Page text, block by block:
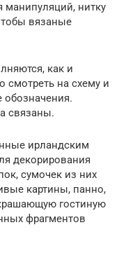
нитку
вязаные
как и
смотреть на схему и
обозначения.
связаны.
ирландским
декорирования
сумочек из них
картины, панно,
гостиную
фрагментов